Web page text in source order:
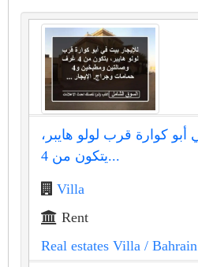
أبو كوارة قرب لولو هايبر،
يتكون من 4...
Villa
Rent
Real estates Villa / Bahrain